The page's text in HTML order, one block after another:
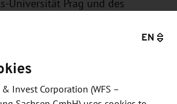
Universität Prag und des
Durch geophysikalische und
Untersuchungen, ein
EN
Invest Corporation (WFS –